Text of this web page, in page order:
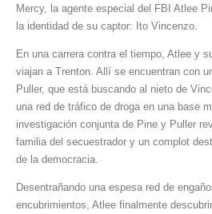
Mercy, la agente especial del FBI Atlee
la identidad de su captor: Ito Vincenzo.
En una carrera contra el tiempo, Atlee y
viajan a Trenton. Allí se encuentran con
Puller, que está buscando al nieto de
una red de tráfico de droga en una base
investigación conjunta de Pine y Puller
familia del secuestrador y un complot
de la democracia.
Desentrañando una espesa red de
encubrimientos, Atlee finalmente